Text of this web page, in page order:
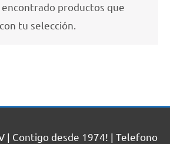
encontrado productos que
tu selección.
| Contigo desde 1974! | Telefono